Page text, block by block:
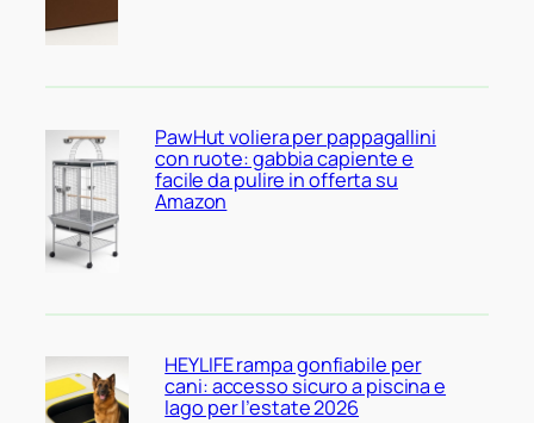
PawHut voliera per pappagallini
con ruote: gabbia capiente e
facile da pulire in offerta su
Amazon
HEYLIFE rampa gonfiabile per
cani: accesso sicuro a piscina e
lago per l’estate 2026